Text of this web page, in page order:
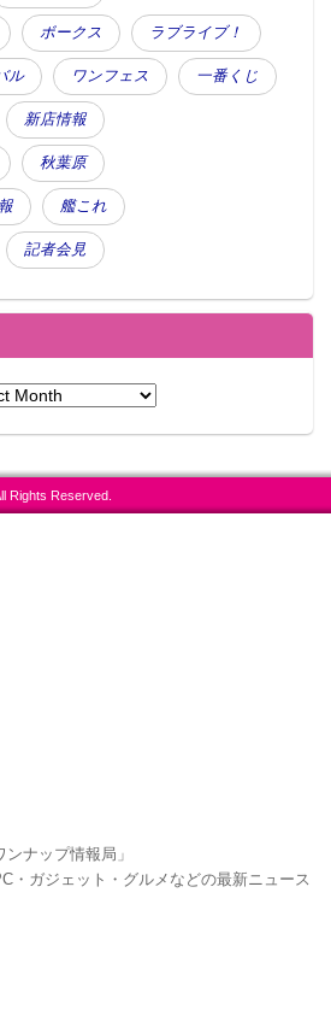
ボークス ラブライブ！
ル ワンフェス 一番くじ
新店情報
秋葉原
艦これ
記者会見
Rights Reserved.
ナップ情報局」
・ガジェット・グルメなどの最新ニュース